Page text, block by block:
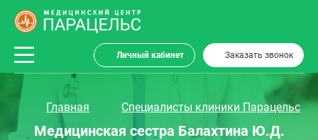
Личный кабинет Заказать звонок
Главная Специалисты клиники Парацельс
Медицинская сестра Балахтина Ю.Д.